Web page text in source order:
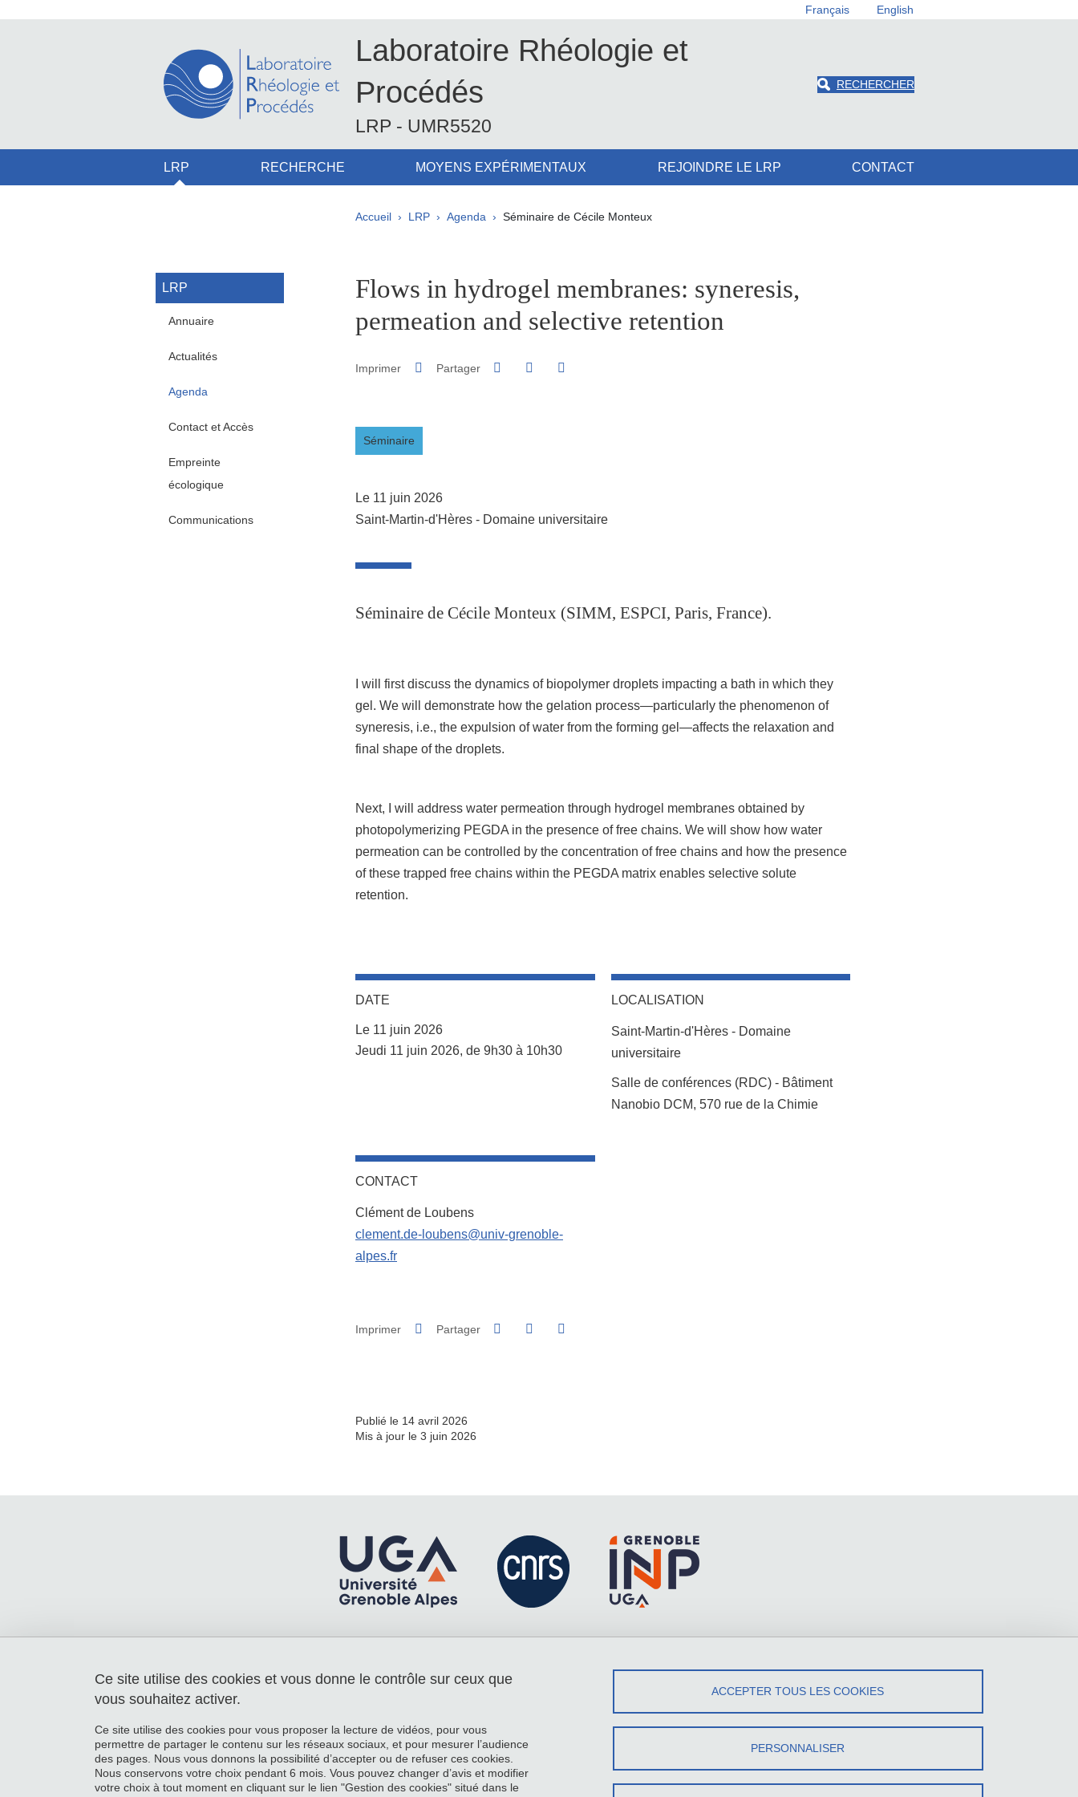
Français English
Laboratoire Rhéologie et
Procédés
LRP - UMR5520
RECHERCHER
Navigation principale
LRP RECHERCHE MOYENS EXPÉRIMENTAUX REJOINDRE LE LRP CONTACT
Fil d'Ariane
Accueil LRP Agenda Séminaire de Cécile Monteux
Navigation principale Sidebar
LRP
Annuaire
Actualités
Agenda
Contact et Accès
Empreinte
écologique
Communications
Flows in hydrogel membranes: syneresis,
permeation and selective retention
Imprimer Partager Partager sur Facebook
Partager sur LinkedIn
Séminaire
Le 11 juin 2026
Saint-Martin-d'Hères - Domaine universitaire
Séminaire de Cécile Monteux (SIMM, ESPCI, Paris, France).
I will first discuss the dynamics of biopolymer droplets impacting a bath in which they
gel. We will demonstrate how the gelation process—particularly the phenomenon of
syneresis, i.e., the expulsion of water from the forming gel—affects the relaxation and
final shape of the droplets.
Next, I will address water permeation through hydrogel membranes obtained by
photopolymerizing PEGDA in the presence of free chains. We will show how water
permeation can be controlled by the concentration of free chains and how the presence
of these trapped free chains within the PEGDA matrix enables selective solute
retention.
DATE
Le 11 juin 2026
Complément date
Jeudi 11 juin 2026, de 9h30 à 10h30
LOCALISATION
Saint-Martin-d'Hères - Domaine
universitaire
Complément lieu
Salle de conférences (RDC) - Bâtiment
Nanobio DCM, 570 rue de la Chimie
CONTACT
Clément de Loubens
clement.de-loubens@univ-grenoble-
alpes.fr
Imprimer Partager Partager sur Facebook
Partager sur LinkedIn
Publié le 14 avril 2026
Mis à jour le 3 juin 2026
Laboratoire Rhéologie et Procédés
Université Grenoble Alpes
Etage
38610 Gières
France
Menu footer
Contact
Mentions légales
Données personnelles
Gestion des cookies
Ce site utilise des cookies et vous donne le contrôle sur ceux que
vous souhaitez activer.
Ce site utilise des cookies pour vous proposer la lecture de vidéos, pour vous
permettre de partager le contenu sur les réseaux sociaux, et pour mesurer l’audience
des pages. Nous vous donnons la possibilité d’accepter ou de refuser ces cookies.
Nous conservons votre choix pendant 6 mois. Vous pouvez changer d’avis et modifier
votre choix à tout moment en cliquant sur le lien "Gestion des cookies" situé dans le
ACCEPTER TOUS LES COOKIES
PERSONNALISER